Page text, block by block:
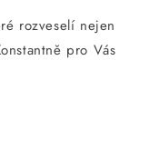
rozveselí nejen
pro Vás